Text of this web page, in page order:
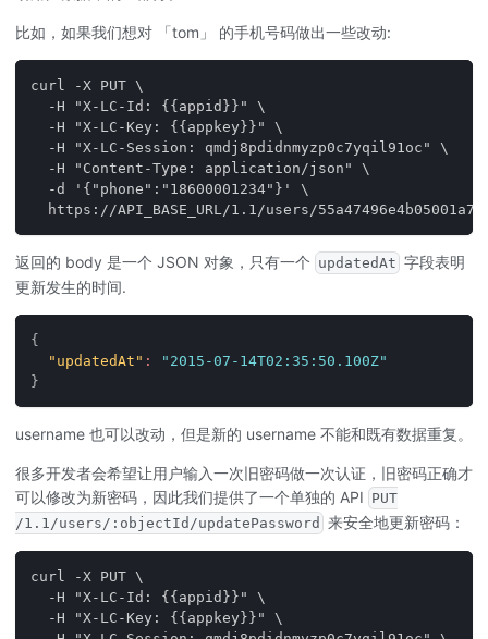
比如，如果我们想对 「tom」 的手机号码做出一些改动:
curl -X PUT \
  -H "X-LC-Id: {{appid}}" \
  -H "X-LC-Key: {{appkey}}" \
  -H "X-LC-Session: qmdj8pdidnmyzp0c7yqil91oc" \
  -H "Content-Type: application/json" \
  -d '{"phone":"18600001234"}' \
https://API_BASE_URL/1.1/users/
返回的 body 是一个 JSON 对象，只有一个 updatedAt 字段表明
更新发生的时间.
{
"updatedAt" :
"2015-07-14T02:35:50.100Z"
}
username 也可以改动，但是新的 username 不能和既有数据重复。
很多开发者会希望让用户输入一次旧密码做一次认证，旧密码正确才
可以修改为新密码，因此我们提供了一个单独的 API PUT
/1.1/users/:objectId/updatePassword 来安全地更新密码：
curl -X PUT \
  -H "X-LC-Id: {{appid}}" \
  -H "X-LC-Key: {{appkey}}" \